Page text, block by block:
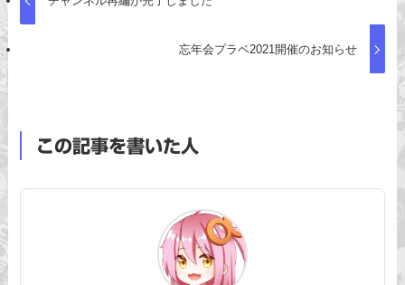
忘年会プラベ2021開催のお知らせ
この記事を書いた人